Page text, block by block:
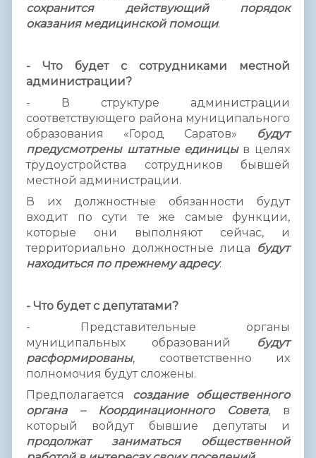
сохранится действующий порядок
оказания медицинской помощи.
- Что будет с сотрудниками местной
администрации?
- В структуре администрации
соответствующего района муниципального
образования «Город Саратов»
будут
предусмотрены штатные единицыв целях
трудоустройства сотрудников бывшей
местной администрации.
В их должностные обязанности будут
входит по сути те же самые функции,
которые они выполняют сейчас, и
территориально должностные лица
будут
находиться по прежнему адресу.
- Что будет с депутатами?
- Представительные органы
муниципальных образований
будут
расформированы, соответственно их
полномочия будут сложены.
Предполагается создание общественного
органа – Координационного Совета, в
который войдут бывшие депутаты и
продолжат заниматься общественной